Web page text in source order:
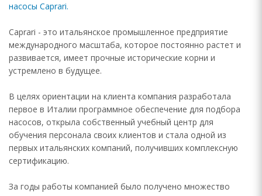
насосы Caprari.
Caprari - это итальянское промышленное предприятие
международного масштаба, которое постоянно растет и
развивается, имеет прочные исторические корни и
устремлено в будущее.
В целях ориентации на клиента компания разработала
первое в Италии программное обеспечение для подбора
насосов, открыла собственный учебный центр для
обучения персонала своих клиентов и стала одной из
первых итальянских компаний, получивших комплексную
сертификацию.
За годы работы компанией было получено множество